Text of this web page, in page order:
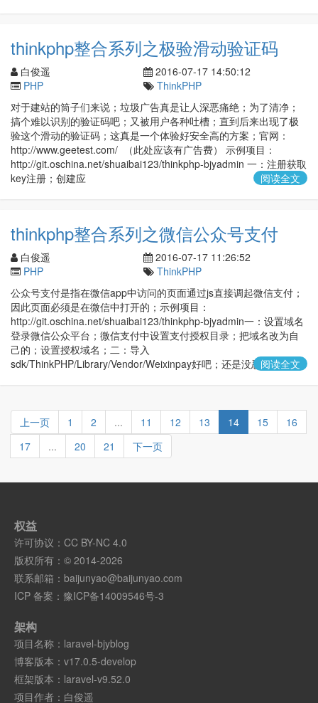
thinkphp整合系列之极验滑动验证码
白俊遥
2016-07-17 14:50:12
PHP
ThinkPHP
对于建站的筒子们来说；垃圾广告真是让人深恶痛绝；为了清净；
搞个难以识别的验证码吧；又被用户各种吐槽；直到后来出现了极
验这个滑动的验证码；这真是一个体验好安全高的方案；官网：
http://www.geetest.com/ （此处应该有广告费） 示例项目：
http://git.oschina.net/shuaibai123/thinkphp-bjyadmin 一：注册获取
key注册；创建应
阅读全文
thinkphp整合系列之微信公众号支付
白俊遥
2016-07-17 11:26:52
PHP
ThinkPHP
公众号支付是指在微信app中访问的页面通过js直接调起微信支付；
因此页面必须是在微信中打开的；示例项目：
http://git.oschina.net/shuaibai123/thinkphp-bjyadmin一：设置域名
登录微信公众平台；微信支付中设置支付授权目录；把域名改为自
己的；设置授权域名；二：导入
sdk/ThinkPHP/Library/Vendor/Weixinpay好吧；还是没忍住要吐
阅读全文
上一页 1 2 ... 11 12 13 14 15
16
17
... 20 21 下一页
权益
许可协议： CC BY-NC 4.0
版权所有：© 2014-2026
联系邮箱： baijunyao@baijunyao.com
ICP 备案： 豫ICP备14009546号-3
架构
项目名称： laravel-bjyblog
博客版本： v17.0.5-develop
框架版本： laravel-v9.52.0
项目作者： 白俊遥